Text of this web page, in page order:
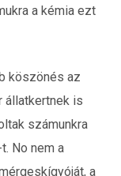
a kémia ezt
köszönés az
állatkertnek is
számunkra
t. No nem a
a